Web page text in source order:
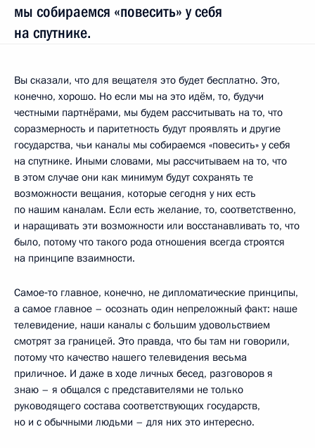
мы собираемся «повесить» у себя
на спутнике.
Вы сказали, что для вещателя это будет бесплатно. Это,
конечно, хорошо. Но если мы на это идём, то, будучи
честными партнёрами, мы будем рассчитывать на то, что
соразмерность и паритетность будут проявлять и другие
государства, чьи каналы мы собираемся «повесить» у себя
на спутнике. Иными словами, мы рассчитываем на то, что
в этом случае они как минимум будут сохранять те
возможности вещания, которые сегодня у них есть
по нашим каналам. Если есть желание, то, соответственно,
и наращивать эти возможности или восстанавливать то, что
было, потому что такого рода отношения всегда строятся
на принципе взаимности.
Самое‑то главное, конечно, не дипломатические принципы,
а самое главное – осознать один непреложный факт: наше
телевидение, наши каналы с большим удовольствием
смотрят за границей. Это правда, что бы там ни говорили,
потому что качество нашего телевидения весьма
приличное. И даже в ходе личных бесед, разговоров я
знаю – я общался с представителями не только
руководящего состава соответствующих государств,
но и с обычными людьми – для них это интересно.